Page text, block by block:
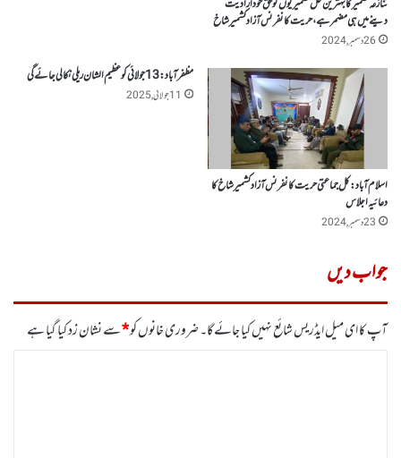
دینے میں ہی مضمرہے، حریت کانفرنس آزاد کشمیر شاخ
26 دسمبر, 2024
اسلام آباد :کل جماعتی حریت کانفرنس آزاد کشمیر شاخ کا
دعائیہ اجلاس
23 دسمبر, 2024
مظفر آباد: 13جولائی کو عظیم الشان ریلی نکالی جائے گی
11 جولائی, 2025
جواب دیں
آپ کا ای میل ایڈریس شائع نہیں کیا جائے گا۔ضروری خانوں کو*سے نشان زد کیا گیا ہے